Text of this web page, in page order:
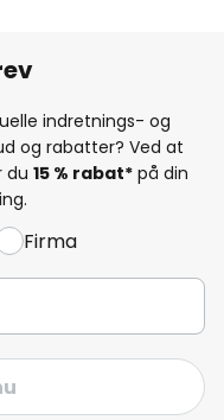
indretnings- og
og rabatter? Ved at
du 15 % rabat* på din
Firma